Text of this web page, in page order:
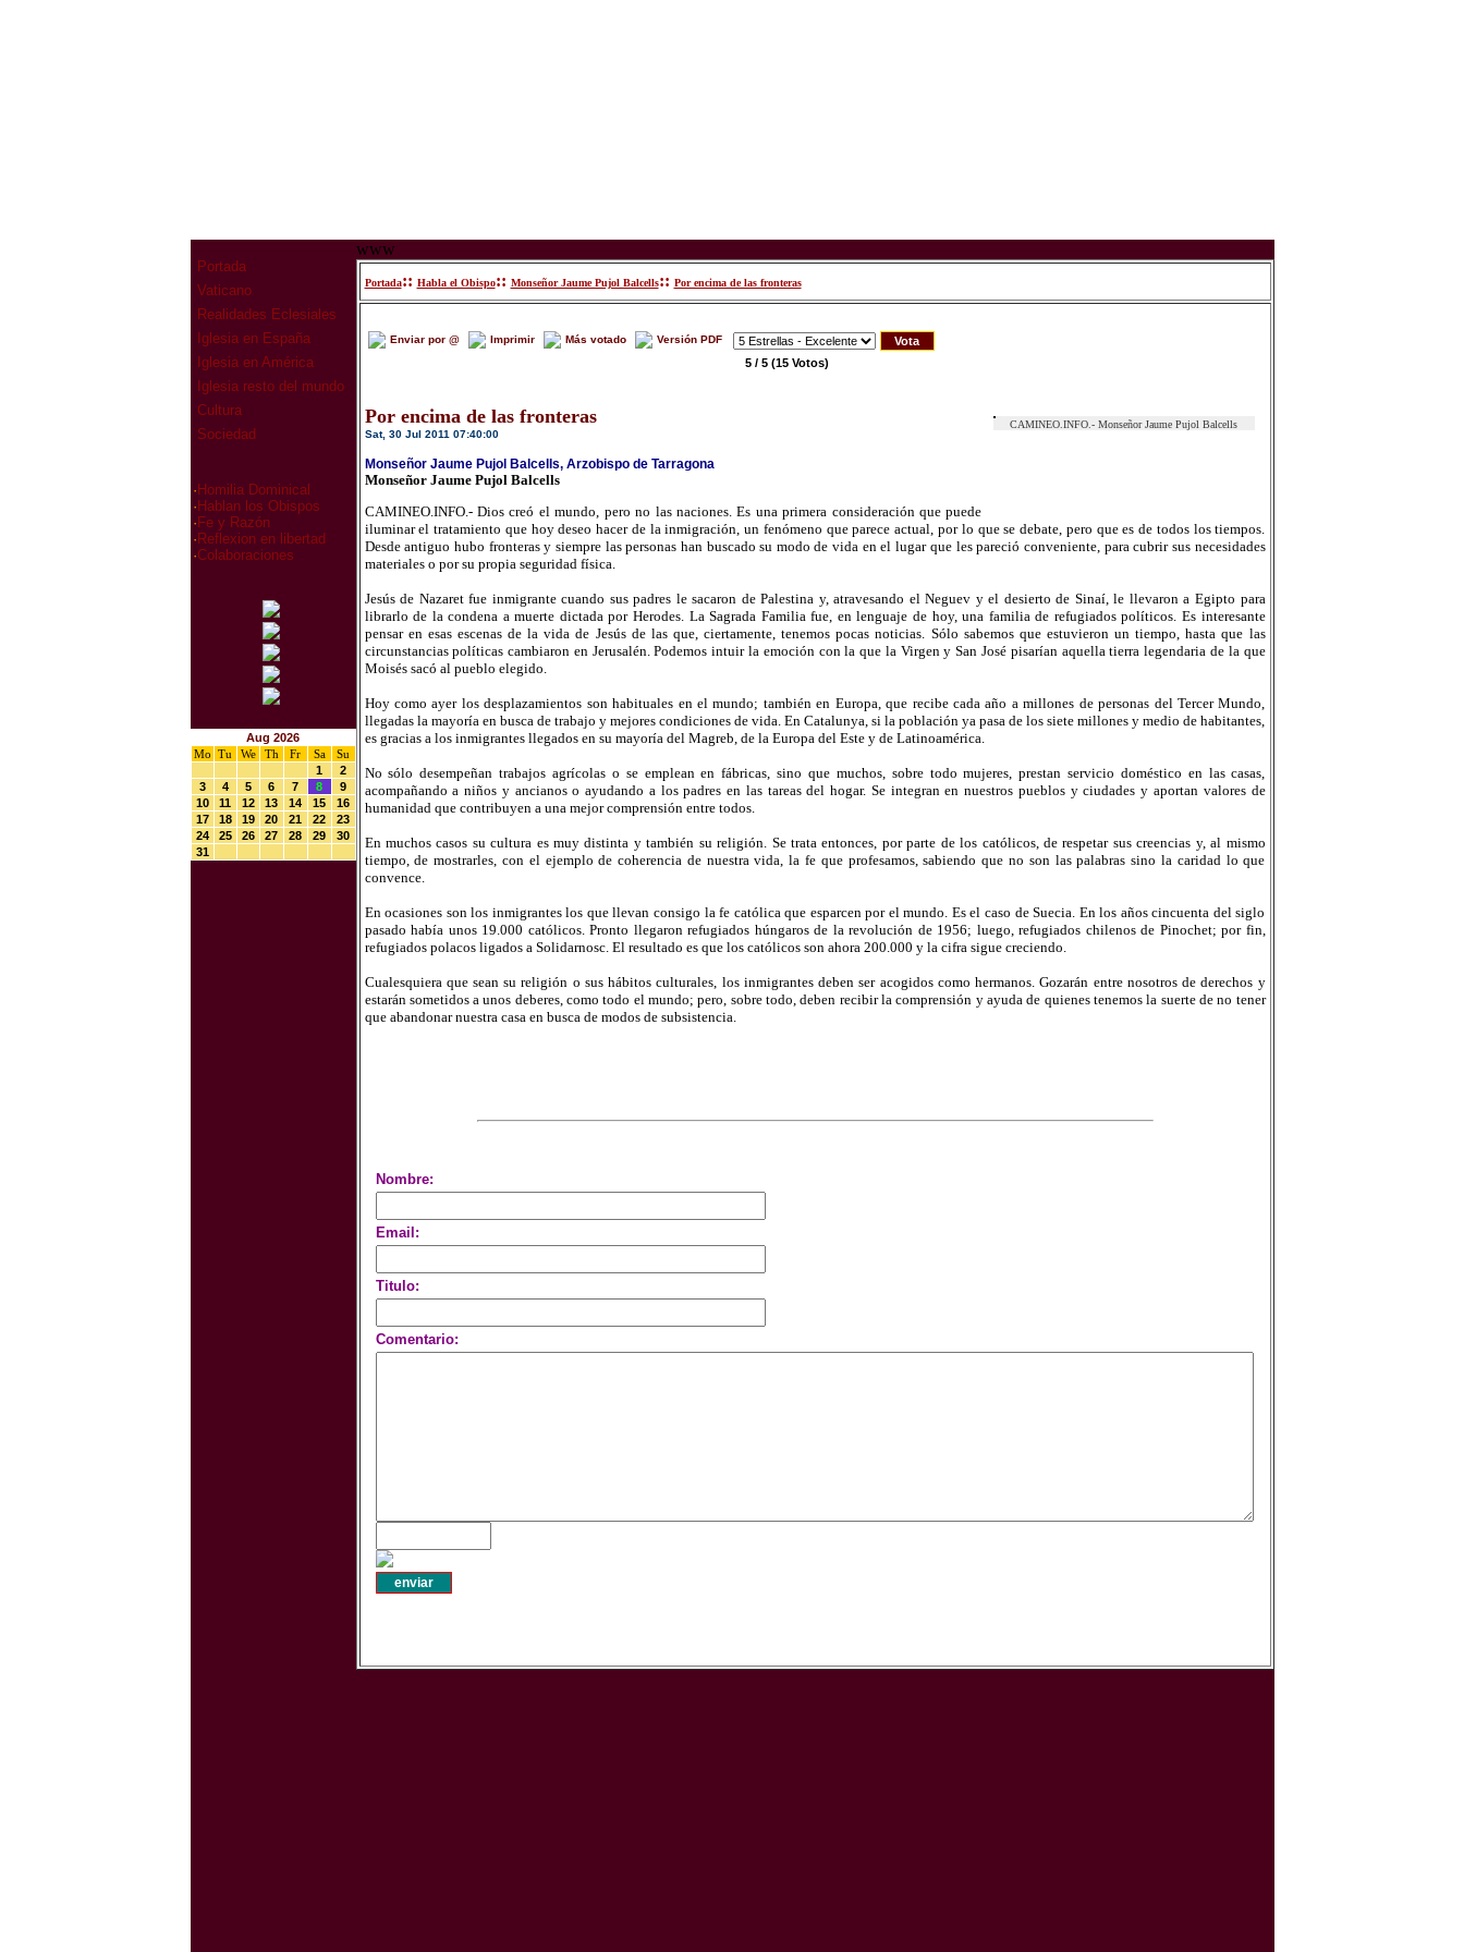
Portada
Vaticano
Realidades Eclesiales
Iglesia en España
Iglesia en América
Iglesia resto del mundo
Cultura
Sociedad
· Homilia Dominical
· Hablan los Obispos
· Fe y Razón
· Reflexion en libertad
·Colaboraciones
Aug 2026
Mo Tu We Th Fr Sa
Su
1
2
3
4 5 6 7 8
9
10
11 12 13 14 15
16
17
18 19 20 21 22
23
24
25 26 27 28 29
30
31
www
Portada:: Habla el Obispo:: Monseñor Jaume Pujol Balcells:: Por encima de las fronteras
Enviar por @ Imprimir Más votado Versión PDF
5 / 5 (15 Votos)
CAMINEO.INFO.- Monseñor Jaume Pujol Balcells
Por encima de las fronteras
Sat, 30 Jul 2011 07:40:00
Monseñor Jaume Pujol Balcells, Arzobispo de Tarragona
Monseñor Jaume Pujol Balcells
CAMINEO.INFO.- Dios creó el mundo, pero no las naciones. Es una primera consideración que puede
iluminar el tratamiento que hoy deseo hacer de la inmigración, un fenómeno que parece actual, por lo que se debate, pero que es de todos los tiempos.
Desde antiguo hubo fronteras y siempre las personas han buscado su modo de vida en el lugar que les pareció conveniente, para cubrir sus necesidades
materiales o por su propia seguridad física.
Jesús de Nazaret fue inmigrante cuando sus padres le sacaron de Palestina y, atravesando el Neguev y el desierto de Sinaí, le llevaron a Egipto para
librarlo de la condena a muerte dictada por Herodes. La Sagrada Familia fue, en lenguaje de hoy, una familia de refugiados políticos. Es interesante
pensar en esas escenas de la vida de Jesús de las que, ciertamente, tenemos pocas noticias. Sólo sabemos que estuvieron un tiempo, hasta que las
circunstancias políticas cambiaron en Jerusalén. Podemos intuir la emoción con la que la Virgen y San José pisarían aquella tierra legendaria de la que
Moisés sacó al pueblo elegido.
Hoy como ayer los desplazamientos son habituales en el mundo; también en Europa, que recibe cada año a millones de personas del Tercer Mundo,
llegadas la mayoría en busca de trabajo y mejores condiciones de vida. En Catalunya, si la población ya pasa de los siete millones y medio de habitantes,
es gracias a los inmigrantes llegados en su mayoría del Magreb, de la Europa del Este y de Latinoamérica.
No sólo desempeñan trabajos agrícolas o se emplean en fábricas, sino que muchos, sobre todo mujeres, prestan servicio doméstico en las casas,
acompañando a niños y ancianos o ayudando a los padres en las tareas del hogar. Se integran en nuestros pueblos y ciudades y aportan valores de
humanidad que contribuyen a una mejor comprensión entre todos.
En muchos casos su cultura es muy distinta y también su religión. Se trata entonces, por parte de los católicos, de respetar sus creencias y, al mismo
tiempo, de mostrarles, con el ejemplo de coherencia de nuestra vida, la fe que profesamos, sabiendo que no son las palabras sino la caridad lo que
convence.
En ocasiones son los inmigrantes los que llevan consigo la fe católica que esparcen por el mundo. Es el caso de Suecia. En los años cincuenta del siglo
pasado había unos 19.000 católicos. Pronto llegaron refugiados húngaros de la revolución de 1956; luego, refugiados chilenos de Pinochet; por fin,
refugiados polacos ligados a Solidarnosc. El resultado es que los católicos son ahora 200.000 y la cifra sigue creciendo.
Cualesquiera que sean su religión o sus hábitos culturales, los inmigrantes deben ser acogidos como hermanos. Gozarán entre nosotros de derechos y
estarán sometidos a unos deberes, como todo el mundo; pero, sobre todo, deben recibir la comprensión y ayuda de quienes tenemos la suerte de no tener
que abandonar nuestra casa en busca de modos de subsistencia.
Nombre:
Email:
Titulo:
Comentario: